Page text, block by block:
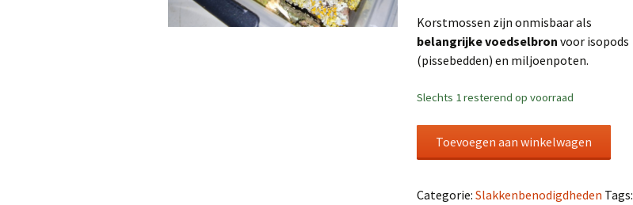
Korstmossen zijn onmisbaar als
belangrijke voedselbronvoor isopods
(pissebedden) en miljoenpoten.
Slechts 1 resterend op voorraad
Korstmossen
Toevoegen aan winkelwagen
Categorie:Slakkenbenodigdheden Tags: